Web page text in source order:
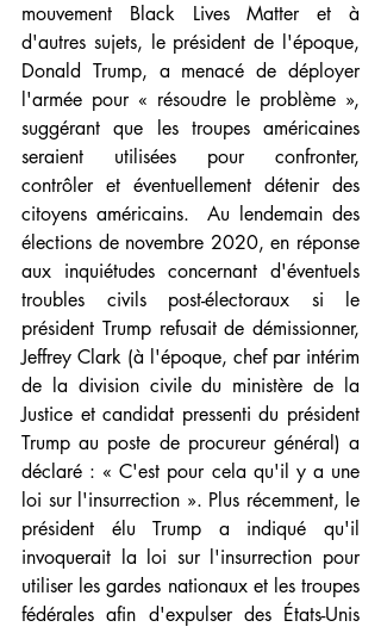
mouvement Black Lives Matter et à
d'autres sujets, le président de l'époque,
Donald Trump, a menacé de déployer
l'armée pour « résoudre le problème »,
suggérant que les troupes américaines
seraient utilisées pour confronter,
contrôler et éventuellement détenir des
citoyens américains.  Au lendemain des
élections de novembre 2020, en réponse
aux inquiétudes concernant d'éventuels
troubles civils post-électoraux si le
président Trump refusait de démissionner,
Jeffrey Clark (à l'époque, chef par intérim
de la division civile du ministère de la
Justice et candidat pressenti du président
Trump au poste de procureur général) a
déclaré : « C'est pour cela qu'il y a une
loi sur l'insurrection ». Plus récemment, le
président élu Trump a indiqué qu'il
invoquerait la loi sur l'insurrection pour
utiliser les gardes nationaux et les troupes
fédérales afin d'expulser des États-Unis